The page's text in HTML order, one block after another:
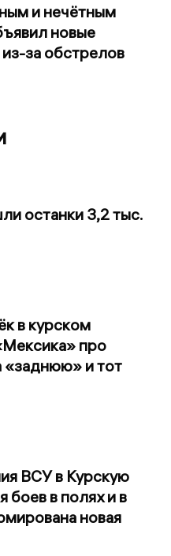
и нечётным
новые
за обстрелов
останки 3,2 тыс.
в курском
про
«заднюю» и тот
ВСУ в Курскую
боев в полях и в
новая